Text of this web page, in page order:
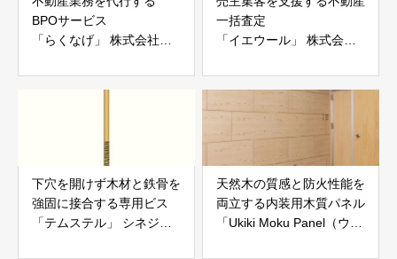
BPOサービス
「らくなげ」 株式会社い
一括査定
「イエウール」 株式会社
下穴を開けず木材と鉄骨を
強固に接合する専用ビス
「テムステル」 シネジッ
天然木の質感と防火性能を
両立する内装用木質パネル
「Ukiki Moku Panel（ウキ